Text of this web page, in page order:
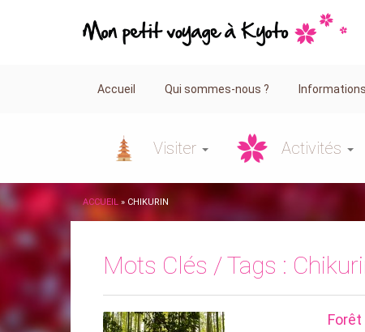
Accueil Qui sommes-nous ?
Visiter Activités
ACCUEIL » CHIKURIN
Mots Clés / Tags :